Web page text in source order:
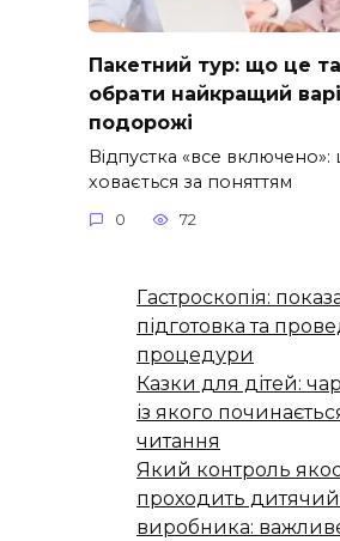
Пакетний тур: що це
обрати найкращий
подорожі
Відпустка «все
ховається за поняттям
0 72
Гастроскопія:
підготовка та
процедури
Казки для дітей:
із якого
читання
Який контроль
проходить дитячий
виробника: